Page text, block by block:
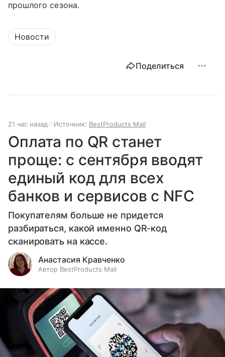
прошлого сезона.
Новости
Поделиться
21 час назад Источник: BestProducts Mail
Оплата по QR станет
проще: с сентября вводят
единый код для всех
банков и сервисов с NFC
Покупателям больше не придется
разбираться, какой именно QR-код
сканировать на кассе.
Анастасия Кравченко
Автор BestProducts Mail